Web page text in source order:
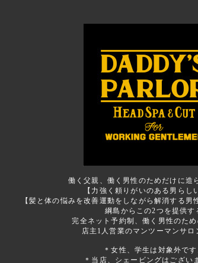
働く父親、働く男性のためだけに造
【力強く頼りがいのある男らし
【髪と体の悩みを改善運動をしながら解消する男
綱島からこの2つを提供す
完全ネット予約制、働く男性のた
店主1人営業のマンツーマンサロ
＊女性、学生は対象外です
＊当店、シェービングはござい